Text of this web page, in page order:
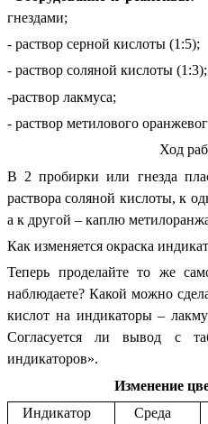
гнездами;
- раствор серной кислоты (1:5);
- раствор соляной кислоты (1:3);
-раствор лакмуса;
- раствор метилового
Ход
В 2 пробирки или гнезда
раствора соляной кислоты, к
а к другой – каплю
Как изменяется окраска
Теперь проделайте то же
наблюдаете? Какой можно
кислот на индикаторы –
Согласуется ли вывод с
индикаторов».
Изменение
Индикатор
Среда